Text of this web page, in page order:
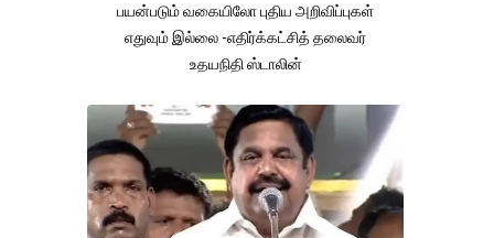
பயன்படும் வகையிலோ புதிய அறிவிப்புகள்
எதுவும் இல்லை -எதிர்க்கட்சித் தலைவர்
உதயநிதி ஸ்டாலின்